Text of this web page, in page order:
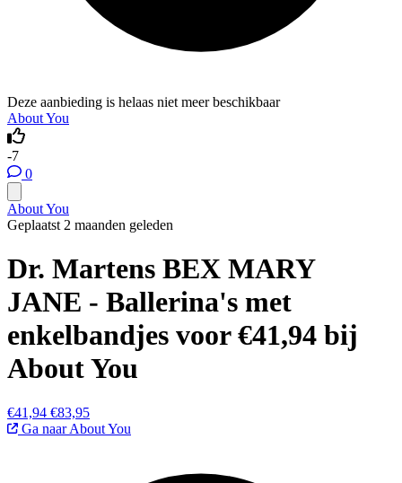
Deze aanbieding is helaas niet meer beschikbaar
About You
-7
0
About You
Geplaatst 2 maanden geleden
Dr. Martens BEX MARY
JANE - Ballerina's met
enkelbandjes voor €41,94 bij
About You
€41,94 €83,95
Ga naar About You